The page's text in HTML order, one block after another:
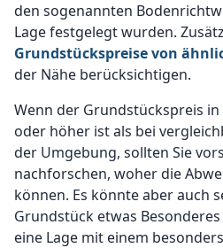
den sogenannten
Lage festgelegt wurden.
Grundstückspreise von
der Nähe berücksichtigen.
Wenn der Grundstückspreis
oder höher ist als bei
der Umgebung, sollten Sie
nachforschen, woher die
können. Es könnte aber auch
Grundstück etwas
eine Lage mit einem